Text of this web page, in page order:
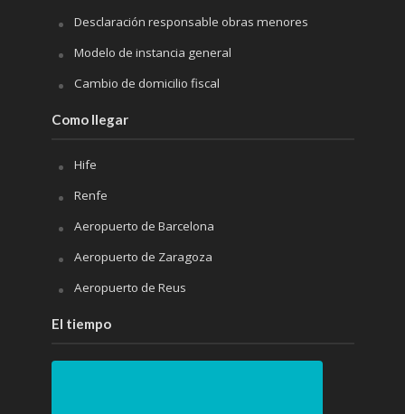
Desclaración responsable obras menores
Modelo de instancia general
Cambio de domicilio fiscal
Como llegar
Hife
Renfe
Aeropuerto de Barcelona
Aeropuerto de Zaragoza
Aeropuerto de Reus
El tiempo